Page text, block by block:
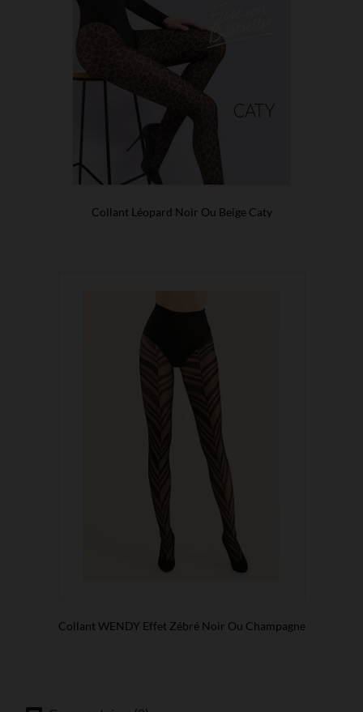
Collant Léopard Noir Ou Beige Caty
Collant WENDY Effet Zébré Noir Ou Champagne